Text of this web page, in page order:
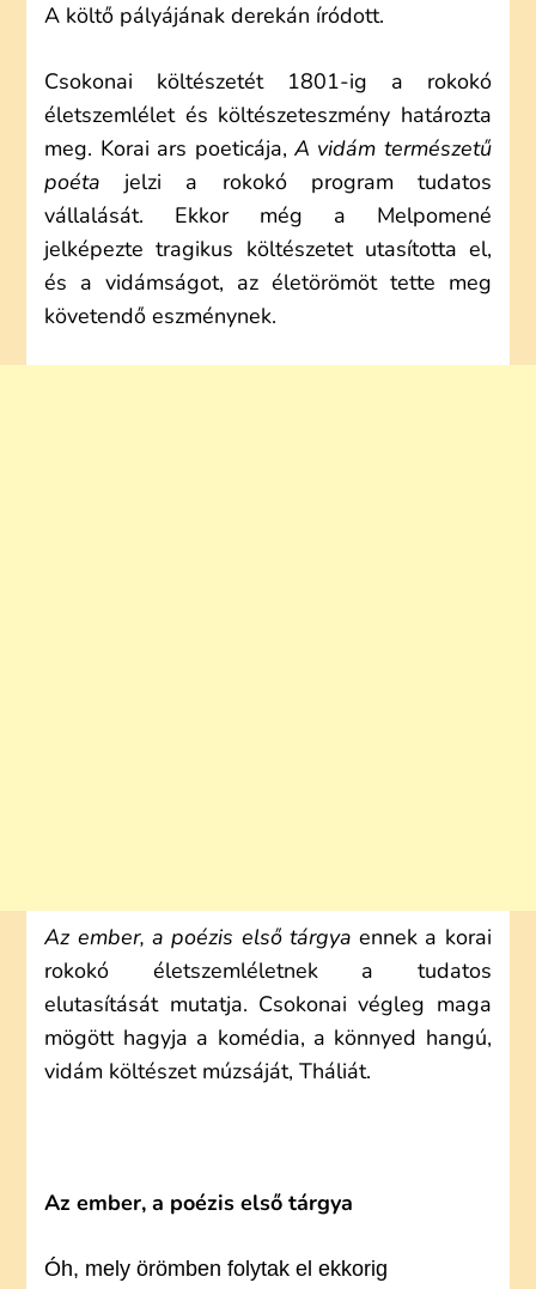
A költő pályájának derekán íródott.
Csokonai költészetét 1801-ig a rokokó
életszemlélet és költészeteszmény határozta
meg. Korai ars poeticája, A vidám természetű
poéta jelzi a rokokó program tudatos
vállalását. Ekkor még a Melpomené
jelképezte tragikus költészetet utasította el,
és a vidámságot, az életörömöt tette meg
követendő eszménynek.
Az ember, a poézis első tárgya ennek a korai
rokokó életszemléletnek a tudatos
elutasítását mutatja. Csokonai végleg maga
mögött hagyja a komédia, a könnyed hangú,
vidám költészet múzsáját, Tháliát.
Az ember, a poézis első tárgya
Óh, mely örömben folytak el ekkorig